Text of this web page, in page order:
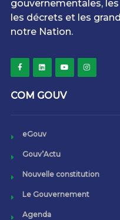
gouvernementales,
les décrets et les
notre Nation.
COM GOUV
eGouv
Gouv’Actu
Nouvelle constitution
Le Gouvernement
Agenda